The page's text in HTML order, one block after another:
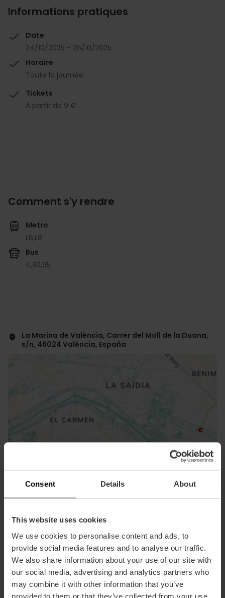
Consent Details About
This website uses cookies
We use cookies to personalise content and ads, to
provide social media features and to analyse our traffic.
We also share information about your use of our site with
our social media, advertising and analytics partners who
may combine it with other information that you’ve
provided to them or that they’ve collected from your use
Informations pratiques
Date
24/10/2025 - 26/10/2025
Horaire
Toute la journée
Tickets
Á partir de 9 €
Comment s'y rendre
Metro
L6,L8
Bus
4,30,95
La Marina de València, Carrer del Moll de la Duana,
s/n, 46024 València, España
Voir la carte
Directions